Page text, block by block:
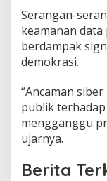
Serangan-
keamanan
berdampak
demokrasi.
“Ancaman
publik
mengganggu
ujarnya.
Berita